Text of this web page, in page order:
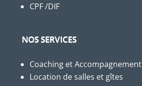
CPF /DIF
NOS SERVICES
Coaching et Accompagnement
Location de salles et gîtes